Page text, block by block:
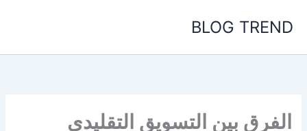
BLOG TREND
الفرق بين التسويق التقليدي